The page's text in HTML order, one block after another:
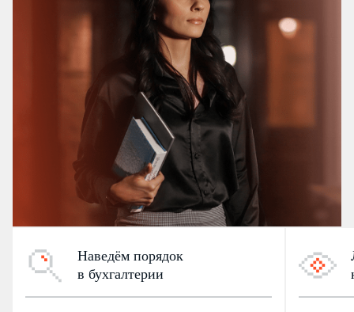
Наведём порядок
в бухгалтерии